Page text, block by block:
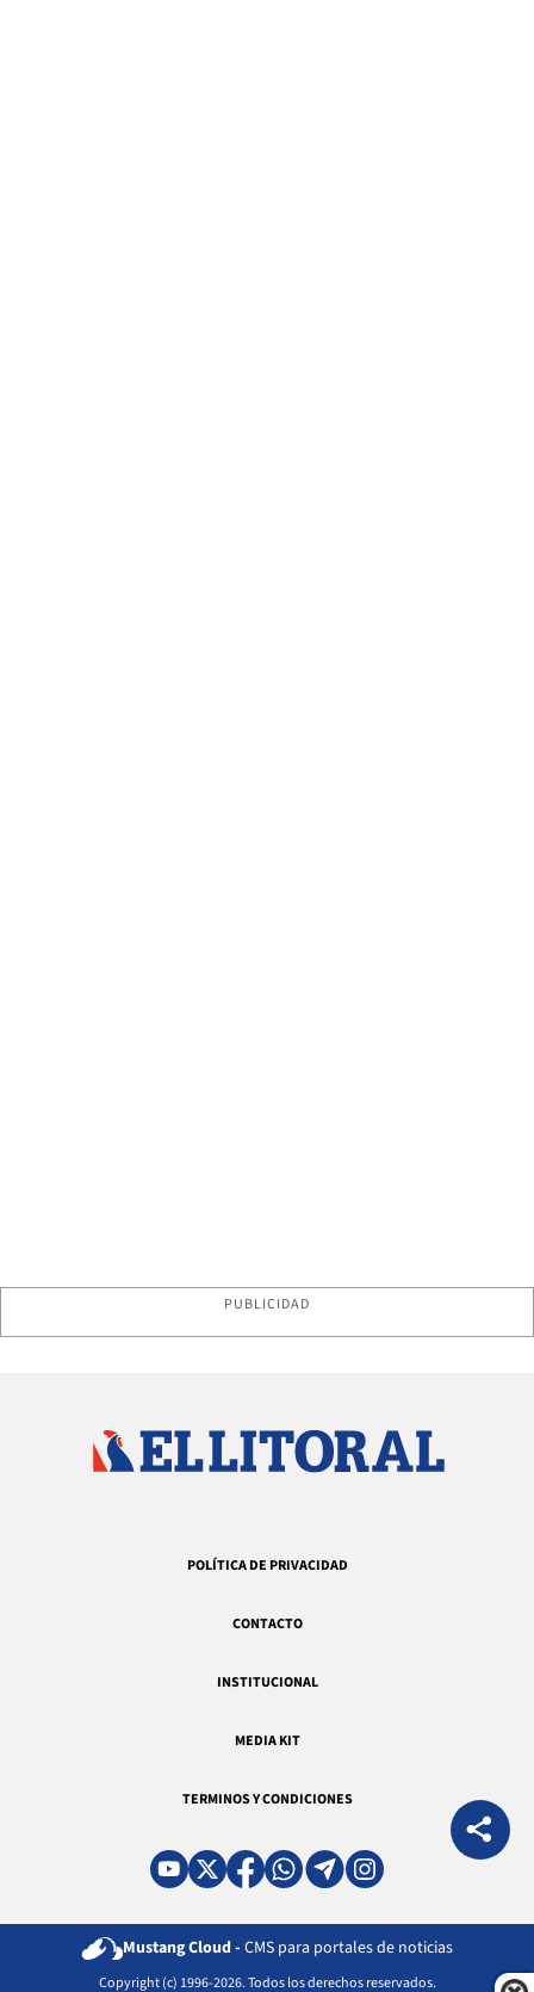
PUBLICIDAD
POLÍTICA DE PRIVACIDAD
CONTACTO
INSTITUCIONAL
MEDIA KIT
TERMINOS Y CONDICIONES
Mustang Cloud - CMS para portales de noticias
Copyright (c) 1996-2026. Todos los derechos reservados.